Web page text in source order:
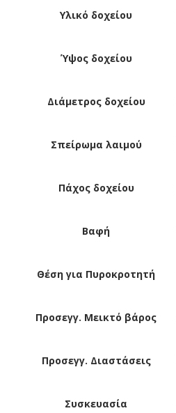
Υλικό δοχείου
Ύψος δοχείου
Διάμετρος δοχείου
Σπείρωμα λαιμού
Πάχος δοχείου
Βαφή
Θέση για Πυροκροτητή
Προσεγγ. Μεικτό βάρος
Προσεγγ. Διαστάσεις
Συσκευασία